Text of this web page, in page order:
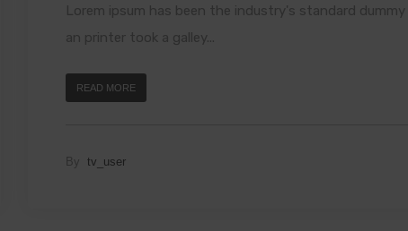
Lorem ipsum has been the industry's standard
an printer took a galley...
READ MORE
By tv_user